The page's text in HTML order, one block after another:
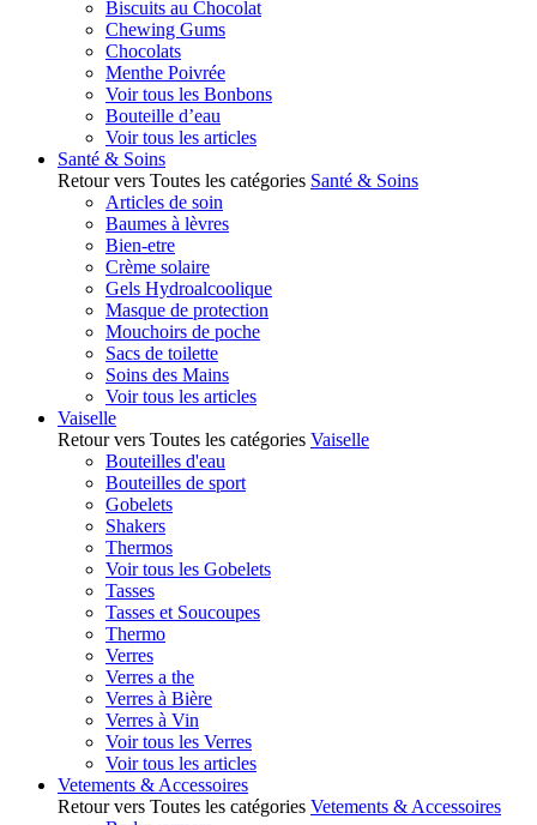
Biscuits au Chocolat
Chewing Gums
Chocolats
Menthe Poivrée
Voir tous les Bonbons
Bouteille d’eau
Voir tous les articles
Santé & Soins
Retour vers Toutes les catégories Santé & Soins
Articles de soin
Baumes à lèvres
Bien-etre
Crème solaire
Gels Hydroalcoolique
Masque de protection
Mouchoirs de poche
Sacs de toilette
Soins des Mains
Voir tous les articles
Vaiselle
Retour vers Toutes les catégories Vaiselle
Bouteilles d'eau
Bouteilles de sport
Gobelets
Shakers
Thermos
Voir tous les Gobelets
Tasses
Tasses et Soucoupes
Thermo
Verres
Verres a the
Verres à Bière
Verres à Vin
Voir tous les Verres
Voir tous les articles
Vetements & Accessoires
Retour vers Toutes les catégories Vetements & Accessoires